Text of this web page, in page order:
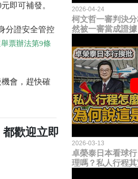
即可補發。
分證安全管控
票辦法第9條
會，趕快確
歡迎立即
2026-04-24
柯文哲一審判決
然被一審當成證
2026-03-13
卓榮泰日本看球
理嗎？私人行程